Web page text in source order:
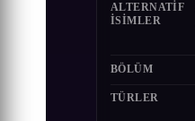
ALTERNATIF
ISIMLER
BÖLÜM
TÜRLER